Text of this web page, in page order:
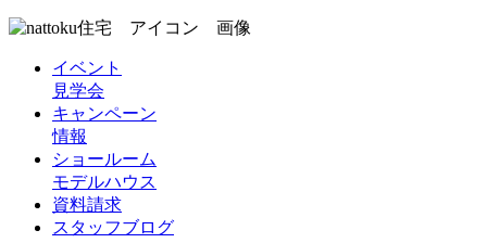
イベント
見学会
キャンペーン
情報
ショールーム
モデルハウス
資料請求
スタッフブログ